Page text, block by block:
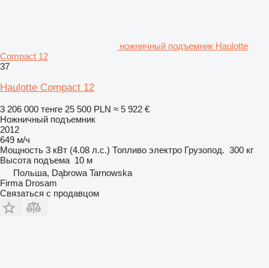
ножничный подъемник Haulotte
Compact 12
37
Haulotte Compact 12
3 206 000 тенге 25 500 PLN ≈ 5 922 €
Ножничный подъемник
2012
649 м/ч
Мощность 3 кВт (4.08 л.с.) Топливо электро Грузопод. 300 кг
Высота подъема 10 м
Польша, Dąbrowa Tarnowska
Firma Drosam
Связаться с продавцом